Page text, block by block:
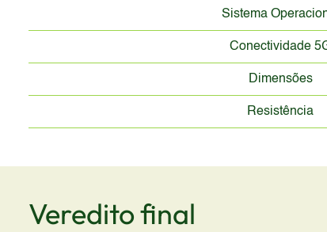
Sistema
Conectividade
Dimensões
Resistência
Veredito final